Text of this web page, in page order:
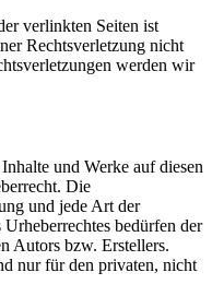
verlinkten Seiten ist
Rechtsverletzung nicht
werden wir
und Werke auf diesen
Die
und jede Art der
bedürfen der
Autors bzw. Erstellers.
nur für den privaten, nicht